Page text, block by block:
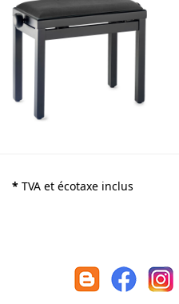
* TVA et écotaxe inclus